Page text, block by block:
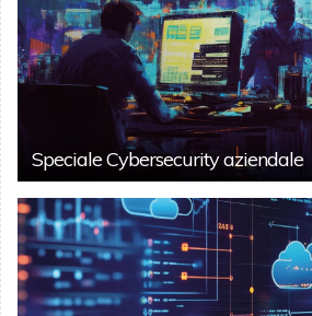
Speciale Cybersecurity aziendale